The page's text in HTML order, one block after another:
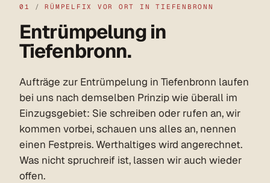
01 / RÜMPELFIX VOR ORT IN TIEFENBRONN
Entrümpelung in
Tiefenbronn.
Aufträge zur Entrümpelung in Tiefenbronn laufen
bei uns nach demselben Prinzip wie überall im
Einzugsgebiet: Sie schreiben oder rufen an, wir
kommen vorbei, schauen uns alles an, nennen
einen Festpreis. Werthaltiges wird angerechnet.
Was nicht spruchreif ist, lassen wir auch wieder
offen.